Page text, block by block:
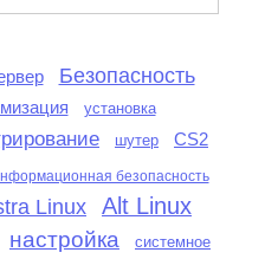
Безопасность
установка
шутер CS2
безопасность
Linux Alt Linux
настройка
системное